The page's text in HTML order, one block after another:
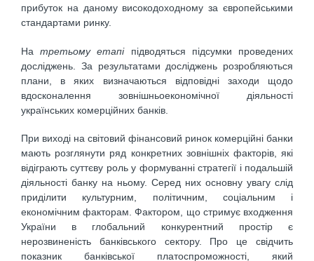
прибуток на даному високодоходному за європейськими
стандартами ринку.
Натретьому етапіпідводяться підсумки проведених
досліджень. За результатами досліджень розробляються
плани, в яких визначаються відповідні заходи щодо
вдосконалення зовнішньоекономічної діяльності
українських комерційних банків.
При виході на світовий фінансовий ринок комерційні банки
мають розглянути ряд конкретних зовнішніх факторів, які
відіграють суттєву роль у формуванні стратегії і подальшій
діяльності банку на ньому. Серед них основну увагу слід
приділити культурним, політичним, соціальним і
економічним факторам. Фактором, що стримує входження
України в глобальний конкурентний простір є
нерозвиненість банківського сектору. Про це свідчить
показник банківської платоспроможності, який